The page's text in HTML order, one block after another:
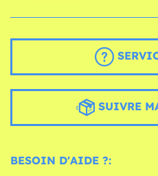
SUIVRE
BESOIN D'AIDE ?: